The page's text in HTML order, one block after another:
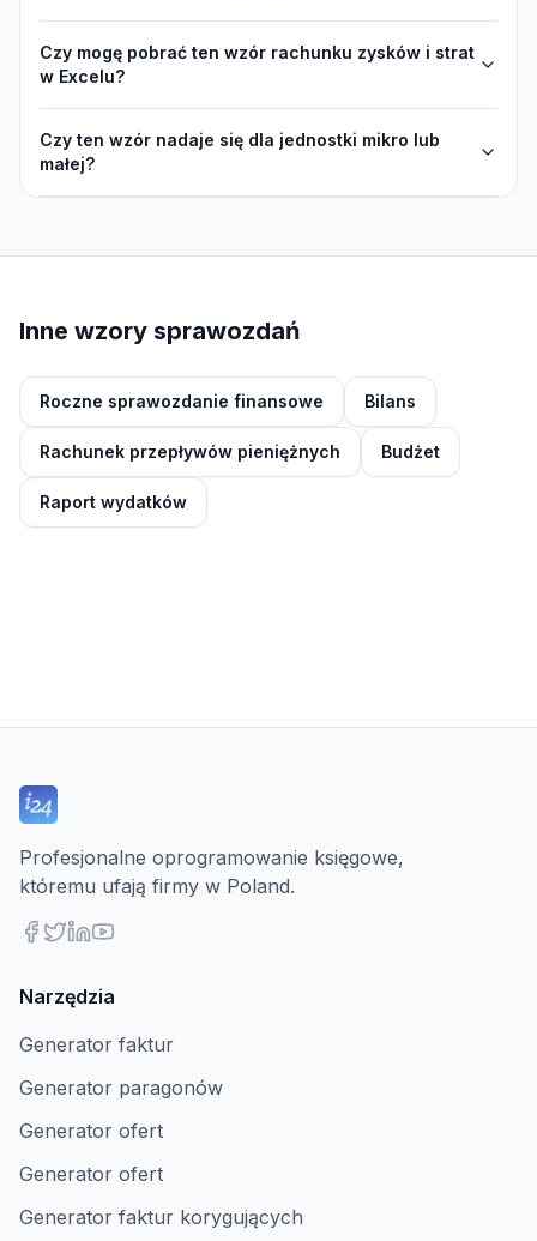
Czy mogę pobrać ten wzór rachunku zysków i strat
w Excelu?
Czy ten wzór nadaje się dla jednostki mikro lub
małej?
Inne wzory sprawozdań
Roczne sprawozdanie finansowe Bilans
Rachunek przepływów pieniężnych Budżet
Raport wydatków
Profesjonalne oprogramowanie księgowe,
któremu ufają firmy w Poland.
Narzędzia
Generator faktur
Generator paragonów
Generator ofert
Generator ofert
Generator faktur korygujących